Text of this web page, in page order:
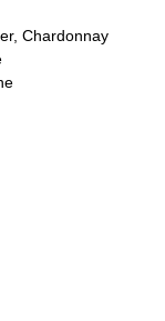
Chardonnay